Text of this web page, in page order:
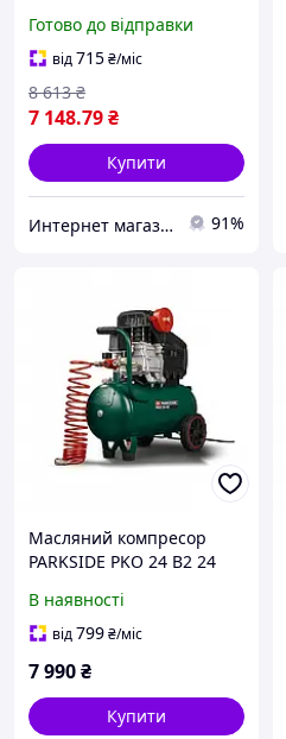
Готово до відправки
від715₴/міс
7 148.79₴
8 613 ₴
Купити
Интернет магазин "Домовичок" 91%
Масляний компресор
PARKSIDE PKO 24 B2 24
В наявності
від799₴/міс
7 990₴
Купити